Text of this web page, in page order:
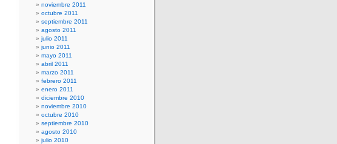
noviembre 2011
octubre 2011
septiembre 2011
agosto 2011
julio 2011
junio 2011
mayo 2011
abril 2011
marzo 2011
febrero 2011
enero 2011
diciembre 2010
noviembre 2010
octubre 2010
septiembre 2010
agosto 2010
julio 2010